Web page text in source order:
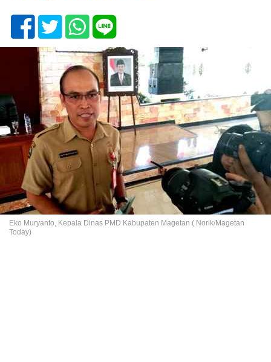
Eko Muryanto, Kepala Dinas PMD Kabupaten Magetan ( Norik/Magetan
Today)